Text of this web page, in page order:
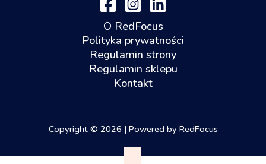
O RedFocus
Polityka prywatności
Regulamin strony
Regulamin sklepu
Kontakt
Copyright © 2026 | Powered by RedFocus